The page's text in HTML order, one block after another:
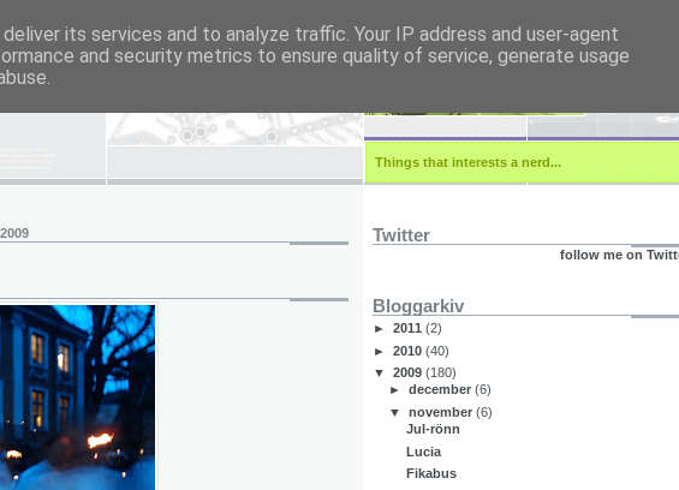
Things that interests a nerd...
Twitter
follow me on
Bloggarkiv
► 2011 (2)
► 2010 (40)
▼ 2009 (180)
►december(6)
▼november(6)
Jul-rönn
Lucia
Fikabus
its services and to analyze traffic. Your IP address and user-agent
and security metrics to ensure quality of service, generate usage